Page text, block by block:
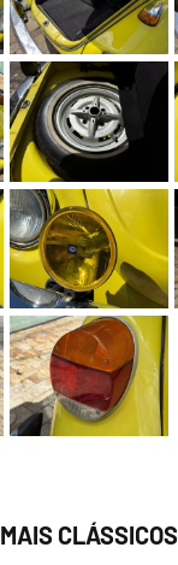
MAIS CLÁSSICOS